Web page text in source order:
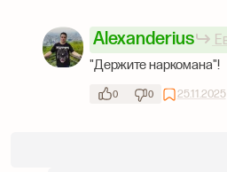
Alexanderius
"Держите наркомана"!
0 0 25.11.2025